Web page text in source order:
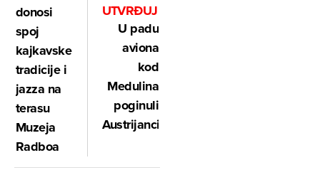
donosi
spoj
kajkavske
tradicije i
jazza na
terasu
Muzeja
Radboa
UTVRĐUJU
U padu
aviona
kod
Medulina
poginuli
Austrijanci